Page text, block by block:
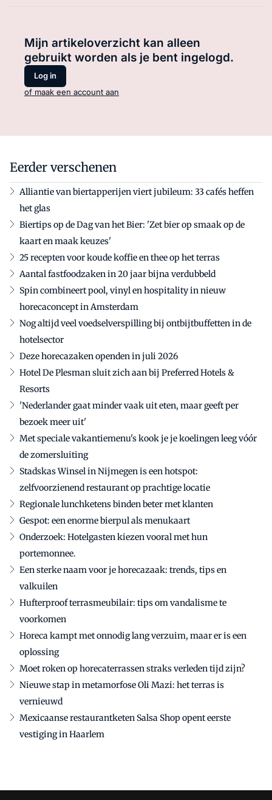
Mijn artikeloverzicht kan alleen
gebruikt worden als je bent ingelogd.
Log in
of maak een account aan
Eerder verschenen
Alliantie van biertapperijen viert jubileum: 33 cafés heffen
het glas
Biertips op de Dag van het Bier: 'Zet bier op smaak op de
kaart en maak keuzes'
25 recepten voor koude koffie en thee op het terras
Aantal fastfoodzaken in 20 jaar bijna verdubbeld
Spin combineert pool, vinyl en hospitality in nieuw
horecaconcept in Amsterdam
Nog altijd veel voedselverspilling bij ontbijtbuffetten in de
hotelsector
Deze horecazaken openden in juli 2026
Hotel De Plesman sluit zich aan bij Preferred Hotels &
Resorts
'Nederlander gaat minder vaak uit eten, maar geeft per
bezoek meer uit'
Met speciale vakantiemenu's kook je je koelingen leeg vóór
de zomersluiting
Stadskas Winsel in Nijmegen is een hotspot:
zelfvoorzienend restaurant op prachtige locatie
Regionale lunchketens binden beter met klanten
Gespot: een enorme bierpul als menukaart
Onderzoek: Hotelgasten kiezen vooral met hun
portemonnee.
Een sterke naam voor je horecazaak: trends, tips en
valkuilen
Hufterproof terrasmeubilair: tips om vandalisme te
voorkomen
Horeca kampt met onnodig lang verzuim, maar er is een
oplossing
Moet roken op horecaterrassen straks verleden tijd zijn?
Nieuwe stap in metamorfose Oli Mazi: het terras is
vernieuwd
Mexicaanse restaurantketen Salsa Shop opent eerste
vestiging in Haarlem